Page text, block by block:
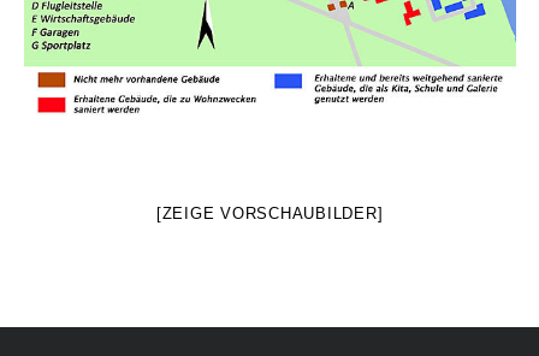
[ZEIGE VORSCHAUBILDER]